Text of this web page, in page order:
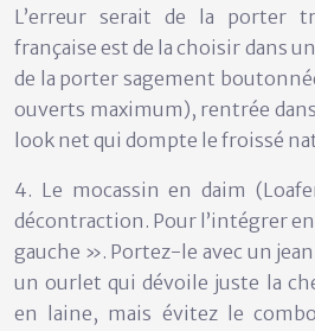
L’erreur serait de la porter
française est de la choisir dans
de la porter sagement
ouverts maximum), rentrée
look net qui dompte le froissé
4. Le mocassin en daim
décontraction. Pour l’intégrer
gauche ». Portez-le avec un
un ourlet qui dévoile juste la
en laine, mais évitez le